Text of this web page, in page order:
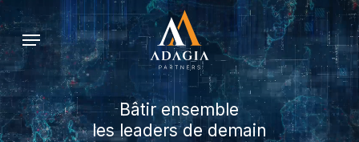
Skip
to
main
content
Menu
Bâtir ensemble
les leaders de demain